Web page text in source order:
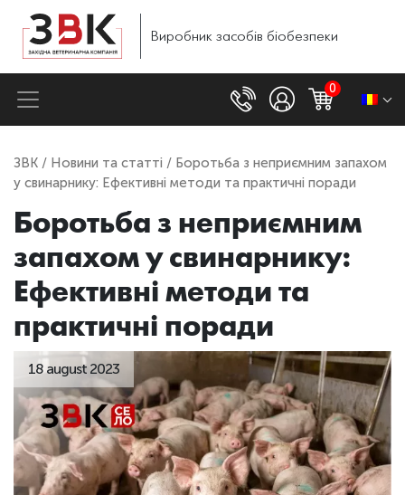
Виробник засобів біобезпеки
0
ЗВК / Новини та статті / Боротьба з неприємним запахом
у свинарнику: Ефективні методи та практичні поради
Боротьба з неприємним
запахом у свинарнику:
Ефективні методи та
практичні поради
18 august 2023